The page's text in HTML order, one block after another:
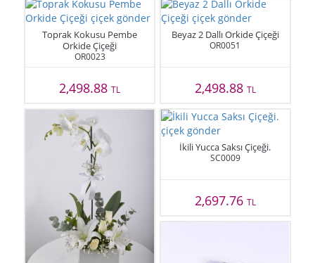
Toprak Kokusu Pembe
Orkide Çiçeği
OR0023
2,498.88TL
Beyaz 2 Dallı Orkide Çiçeği
OR0051
2,498.88 TL
İkili Yucca Saksı Çiçeği.
SC0009
2,697.76 TL